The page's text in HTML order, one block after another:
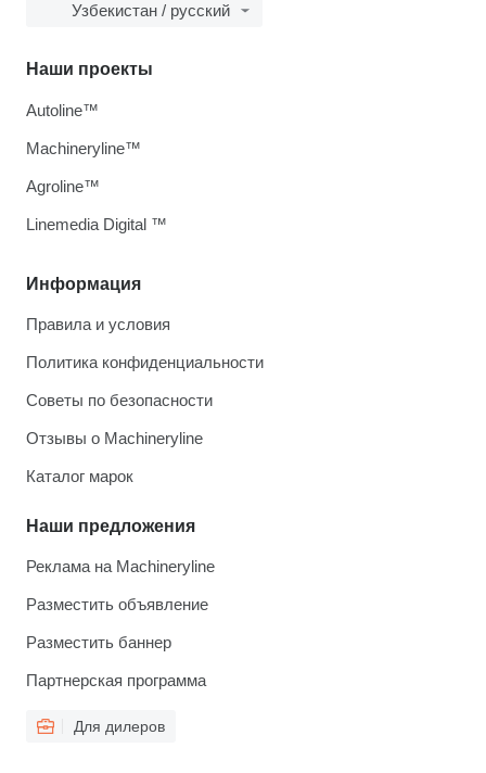
Узбекистан / русский
Информация
Правила и условия
Политика конфиденциальности
Советы по безопасности
Отзывы о Machineryline
Каталог марок
Наши предложения
Реклама на Machineryline
Разместить объявление
Разместить баннер
Партнерская программа
Для дилеров
Наши проекты
Autoline™
Machineryline™
Agroline™
Linemedia Digital ™